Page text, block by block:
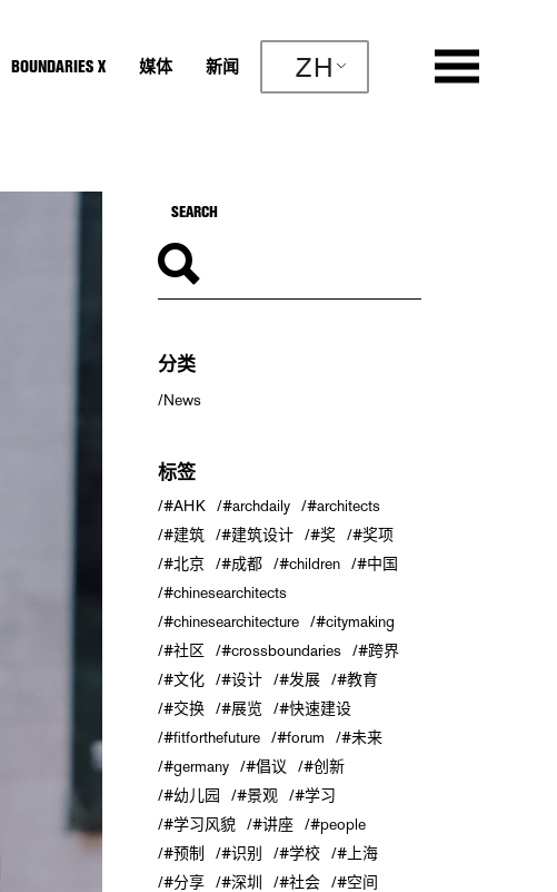
BOUNDARIES X 媒体 新闻 ZH
分类
News
标签
#AHK #archdaily
#architects
#建筑
#建筑设计 #奖
#奖项
#北京
#成都 #children
#中国
#chinesearchitects
#chinesearchitecture
#citymaking
#社区
#crossboundaries
#跨界
#文化
#设计 #发展
#教育
#交换
#展览
#快速建设
#fitforthefuture
#forum
#未来
#germany
#倡议
#创新
#幼儿园
#景观
#学习
#学习风貌
#讲座
#people
#预制
#识别 #学校
#上海
#分享
#深圳 #社会
#空间